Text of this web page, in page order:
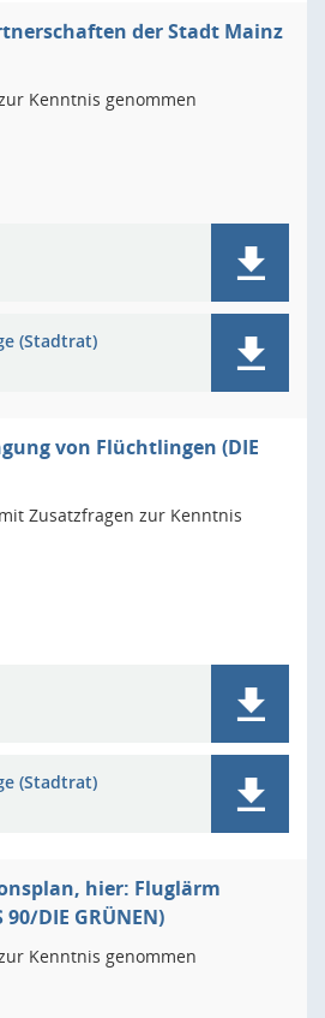
der Stadt Mainz
Kenntnis genommen
(Stadtrat)
von Flüchtlingen (DIE
mit Zusatzfragen zur Kenntnis
(Stadtrat)
hier: Fluglärm
90/DIE GRÜNEN)
Kenntnis genommen